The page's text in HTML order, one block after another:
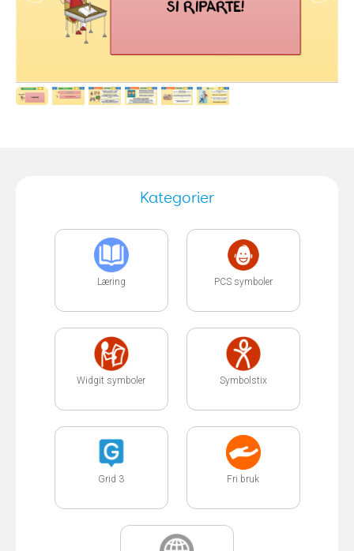
Kategorier
Læring PCS symboler
Widgit symboler Symbolstix
Grid 3 Fri bruk